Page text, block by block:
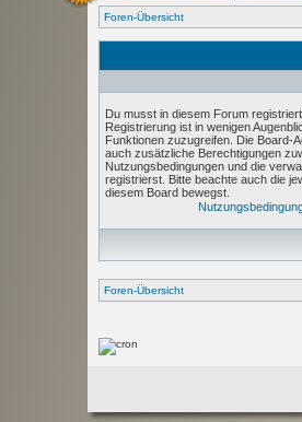
Foren-Übersicht
Du musst in diesem Forum
Registrierung ist in wenigen
Funktionen zuzugreifen. Die Board-
auch zusätzliche Berechtigungen
Nutzungsbedingungen und die
registrierst. Bitte beachte auch die
diesem Board bewegst.
Foren-Übersicht